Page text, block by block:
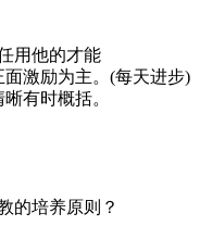
用他的才能
激励为主。(每天进步)
有时概括。
培养原则？